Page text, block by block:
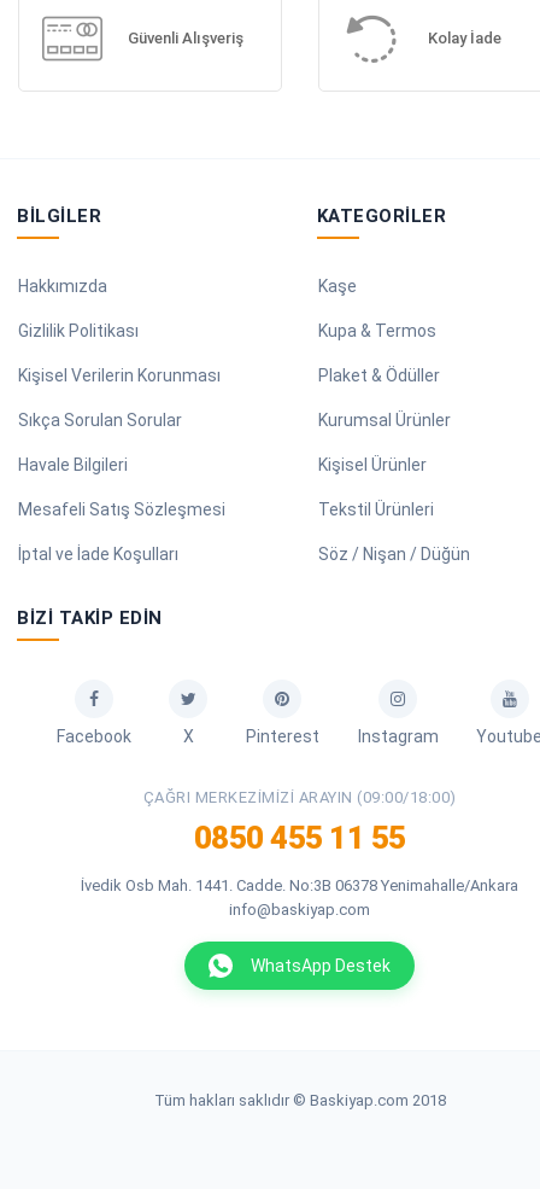
Güvenli Alışveriş Kolay İade
BILGILER
Hakkımızda
Gizlilik Politikası
Kişisel Verilerin Korunması
Sıkça Sorulan Sorular
Havale Bilgileri
Mesafeli Satış Sözleşmesi
İptal ve İade Koşulları
KATEGORILER
Kaşe
Kupa & Termos
Plaket & Ödüller
Kurumsal Ürünler
Kişisel Ürünler
Tekstil Ürünleri
Söz / Nişan / Düğün
BIZI TAKIP EDIN
Facebook X Pinterest Instagram
ÇAĞRI MERKEZIMIZI ARAYIN (09:00/18:00)
0850 455 11 55
İvedik Osb Mah. 1441. Cadde. No:3B 06378 Yenimahalle/Ankara
info@baskiyap.com
WhatsApp Destek
Tüm hakları saklıdır © Baskiyap.com 2018